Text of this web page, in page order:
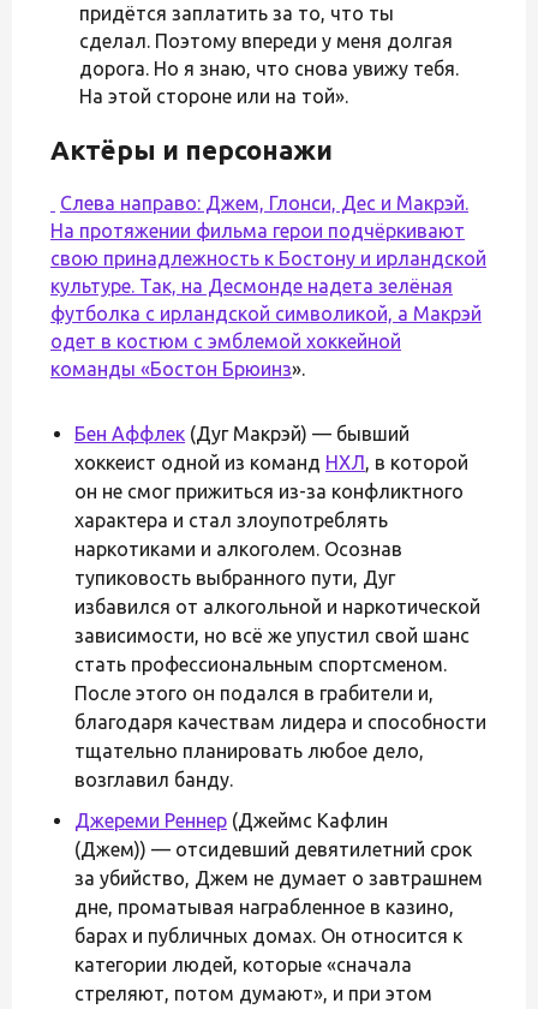
придётся заплатить за то, что ты
сделал. Поэтому впереди у меня долгая
дорога. Но я знаю, что снова увижу тебя.
На этой стороне или на той».
Актёры и персонажи
Слева направо: Джем, Глонси, Дес и Макрэй.
На протяжении фильма герои подчёркивают
свою принадлежность к Бостону и ирландской
культуре. Так, на Десмонде надета зелёная
футболка с ирландской символикой, а Макрэй
одет в костюм с эмблемой хоккейной
команды «Бостон Брюинз».
Бен Аффлек (Дуг Макрэй) — бывший
хоккеист одной из команд НХЛ, в которой
он не смог прижиться из-за конфликтного
характера и стал злоупотреблять
наркотиками и алкоголем. Осознав
тупиковость выбранного пути, Дуг
избавился от алкогольной и наркотической
зависимости, но всё же упустил свой шанс
стать профессиональным спортсменом.
После этого он подался в грабители и,
благодаря качествам лидера и способности
тщательно планировать любое дело,
возглавил банду.
Джереми Реннер (Джеймс Кафлин
(Джем)) — отсидевший девятилетний срок
за убийство, Джем не думает о завтрашнем
дне, проматывая награбленное в казино,
барах и публичных домах. Он относится к
категории людей, которые «сначала
стреляют, потом думают», и при этом